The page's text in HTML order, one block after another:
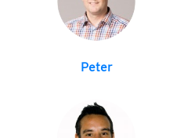
Peter